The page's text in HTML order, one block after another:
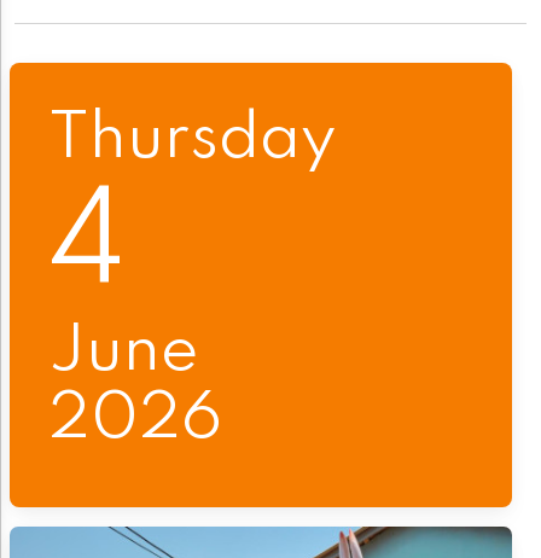
Thursday
4
June
2026